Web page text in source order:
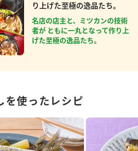
り上げた至極の逸品たち。
名店の店主と、ミツカンの技術
者が ともに一丸となって作り上
げた至極の逸品たち。
を使ったレシピ